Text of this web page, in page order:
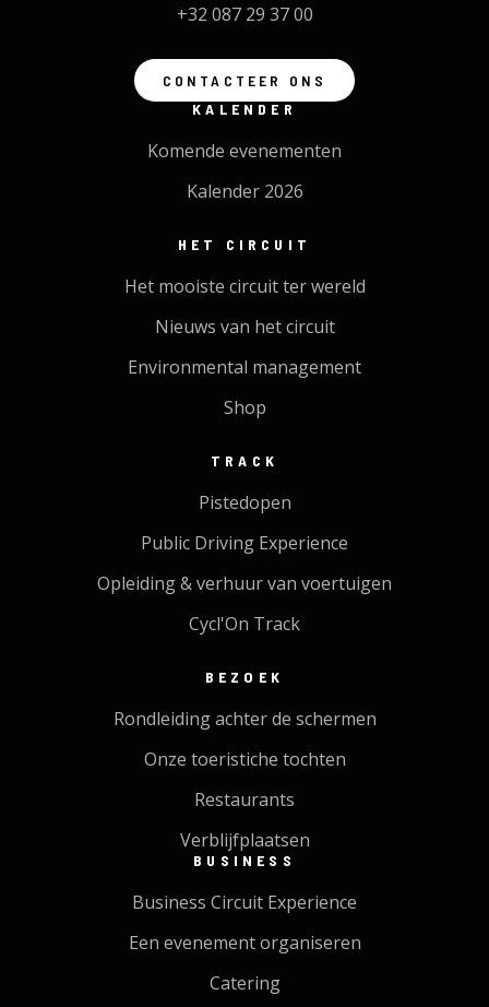
+32 087 29 37 00
CONTACTEER ONS
KALENDER
Komende evenementen
Kalender 2026
HET CIRCUIT
Het mooiste circuit ter wereld
Nieuws van het circuit
Environmental management
Shop
TRACK
Pistedopen
Public Driving Experience
Opleiding & verhuur van voertuigen
Cycl'On Track
BEZOEK
Rondleiding achter de schermen
Onze toeristiche tochten
Restaurants
Verblijfplaatsen
BUSINESS
Business Circuit Experience
Een evenement organiseren
Catering